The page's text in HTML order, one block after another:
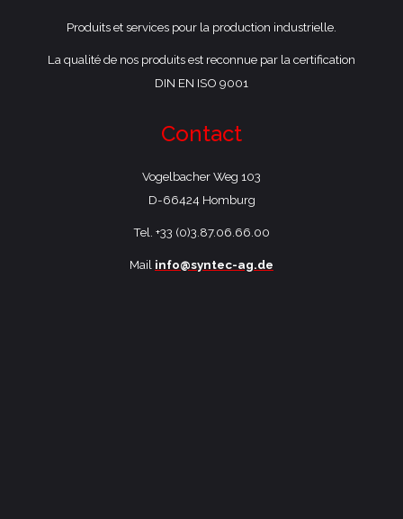
Produits et services pour la production industrielle.
La qualité de nos produits est reconnue par la certification
DIN EN ISO 9001
Contact
Vogelbacher Weg 103
​D-66424 Homburg
Tel. +33 (0)3.87.06.66.00
Mail info@syntec-ag.de